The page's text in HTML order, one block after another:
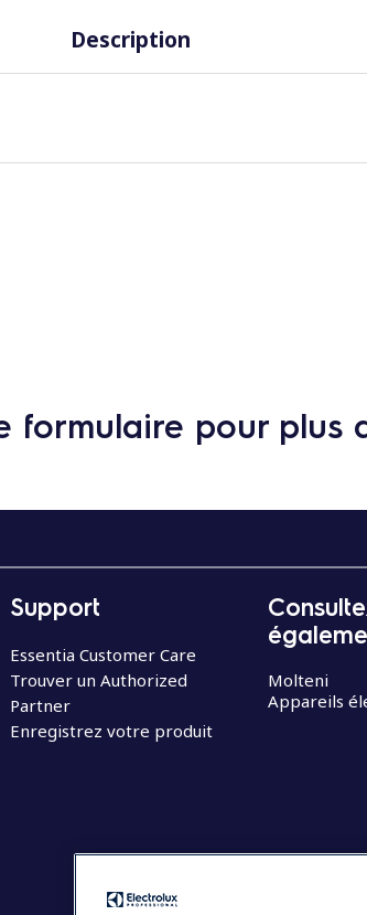
Description
formulaire pour plus
Support
Essentia Customer Care
Trouver un Authorized
Partner
Enregistrez votre produit
Molteni
Appareils